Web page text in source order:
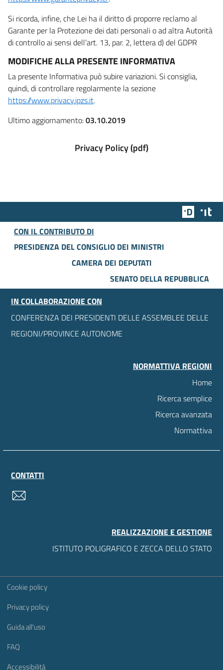
Si ricorda, infine, che Lei ha il diritto di proporre reclamo al
Garante per la Protezione dei dati personali o ad altra Autorità
di controllo ai sensi dell’art. 13, par. 2, lettera d) del GDPR
MODIFICHE ALLA PRESENTE INFORMATIVA
La presente Informativa può subire variazioni. Si consiglia,
quindi, di controllare regolarmente la sezione
https://www.privacy.ipzs.it.
Ultimo aggiornamento:03.10.2019
Privacy Policy (pdf)
Team
CON IL CONTRIBUTO DI
PRESIDENZA DEL CONSIGLIO DEI MINISTRI
CAMERA DEI DEPUTATI
SENATO DELLA REPUBBLICA
IN COLLABORAZIONE CON
CONFERENZA DEI PRESIDENTI DELLE ASSEMBLEE DELLE
REGIONI/PROVINCE AUTONOME
NORMATTIVA REGIONI
Home
Ricerca semplice
Ricerca avanzata
Normattiva
CONTATTI
REALIZZAZIONE E GESTIONE
ISTITUTO POLIGRAFICO E ZECCA DELLO STATO
Sezione Link Utili
Cookie policy
Privacy policy
Guida all'uso
FAQ
Accessibilità